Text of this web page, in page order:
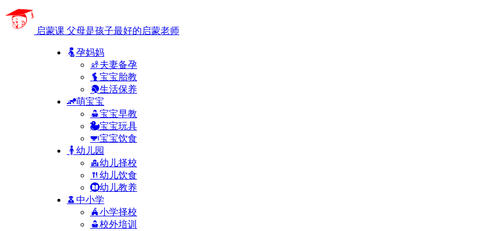
启蒙课 父母是孩子最好的启蒙老师
孕妈妈
夫妻备孕
宝宝胎教
生活保养
萌宝宝
宝宝早教
宝宝玩具
宝宝饮食
幼儿园
幼儿择校
幼儿饮食
幼儿教养
中小学
小学择校
校外培训